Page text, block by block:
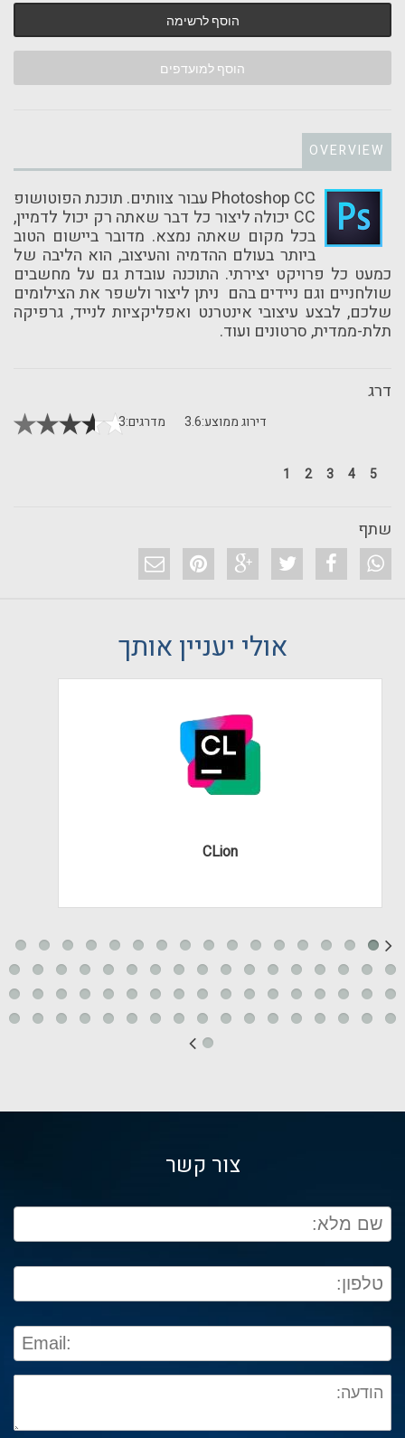
הוסף לרשימה
הוסף למועדפים
OVERVIEW
Photoshop CC עבור צוותים. תוכנת הפוטושופ
CC יכולה ליצור כל דבר שאתה רק יכול לדמיין,
בכל מקום שאתה נמצא. מדובר ביישום הטוב
ביותר בעולם ההדמיה והעיצוב, הוא הליבה של
כמעט כל פרויקט יצירתי. התוכנה עובדת גם על מחשבים
שולחניים וגם ניידים בהם ניתן ליצור ולשפר את הצילומים
שלכם, לבצע עיצובי אינטרנט ואפליקציות לנייד, גרפיקה
תלת-ממדית, סרטונים ועוד.
דרג
דירוג ממוצע:3.6 מדרגים:3
5
4
3
2
1
שתף
אולי יעניין אותך
CLion
צור קשר